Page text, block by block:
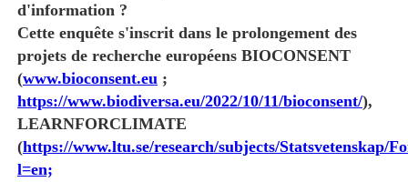
d'information ?
Cette enquête s'inscrit dans le prolongement des
projets de recherche européens BIOCONSENT
(www.bioconsent.eu ;
https://www.biodiversa.eu/2022/10/11/bioconsent/),
LEARNFORCLIMATE
(https://www.ltu.se/research/subjects/Statsvetenskap/
l=en;